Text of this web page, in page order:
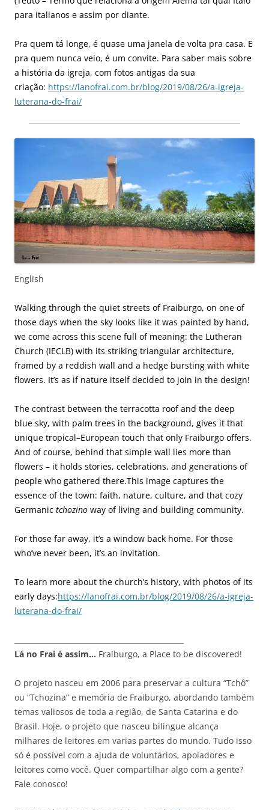
para italianos e assim por diante.
Pra quem tá longe, é quase uma janela de volta pra casa. E
pra quem nunca veio, é um convite. Para saber mais sobre
a história da igreja, com fotos antigas da sua
criação: https://lanofrai.com.br/blog/2019/08/26/a-igreja-
luterana-do-frai/
English
Walking through the quiet streets of Fraiburgo, on one of
those days when the sky looks like it was painted by hand,
we come across this scene full of meaning: the Lutheran
Church (IECLB) with its striking triangular architecture,
framed by a reddish wall and a hedge bursting with white
flowers. It’s as if nature itself decided to join in the design!
The contrast between the terracotta roof and the deep
blue sky, with palm trees in the background, gives it that
unique tropical–European touch that only Fraiburgo offers.
And of course, behind that simple wall lies more than
flowers – it holds stories, celebrations, and generations of
people who gathered there.This image captures the
essence of the town: faith, nature, culture, and that cozy
Germanic tchozino way of living and building community.
For those far away, it’s a window back home. For those
who’ve never been, it’s an invitation.
To learn more about the church’s history, with photos of its
early days:https://lanofrai.com.br/blog/2019/08/26/a-igreja-
luterana-do-frai/
Lá no Frai é assim… Fraiburgo, a Place to be discovered!
O projeto nasceu em 2006 para preservar a cultura “Tchô”
ou “Tchozina” e memória de Fraiburgo, abordando também
temas valiosos de toda a região, de Santa Catarina e do
Brasil. Hoje, o projeto que nasceu bilingue alcança
milhares de leitores em varias partes do mundo. Tudo isso
só é possível com a ajuda de voluntários, apoiadores e
leitores como você. Quer compartilhar algo com a gente?
Fale conosco!